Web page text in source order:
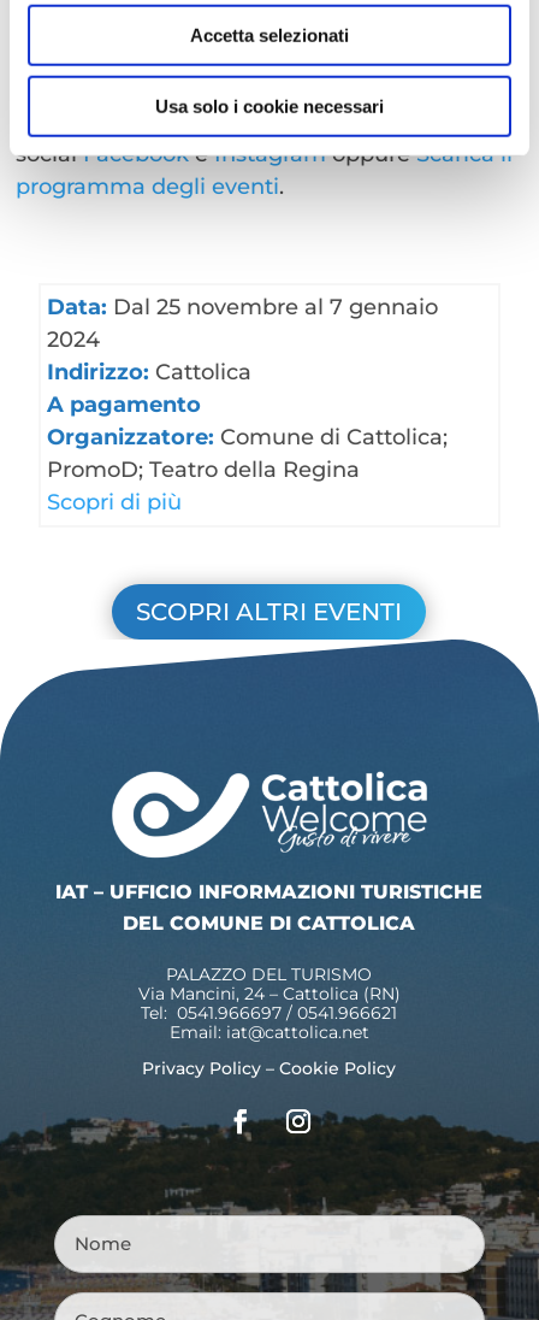
Accetta selezionati
Usa solo i cookie necessari
perfetta e vi aspetta perun Natale ghiacciato
ma che vi scalderà il cuore!
Rimani sempre aggiornato, seguici sui nostri
socialFacebookeInstagramoppureScarica il
programma degli eventi.
Data: Dal 25 novembre al 7 gennaio
2024
Indirizzo: Cattolica
A pagamento
Organizzatore: Comune di Cattolica;
PromoD; Teatro della Regina
Scopri di più
SCOPRI ALTRI EVENTI
IAT – UFFICIO INFORMAZIONI TURISTICHE
DEL COMUNE DI CATTOLICA
PALAZZO DEL TURISMO
Via Mancini, 24 – Cattolica (RN)
Tel: 0541.966697 / 0541.966621
Email: iat@cattolica.net
Privacy Policy –Cookie Policy
Nome
Cognome